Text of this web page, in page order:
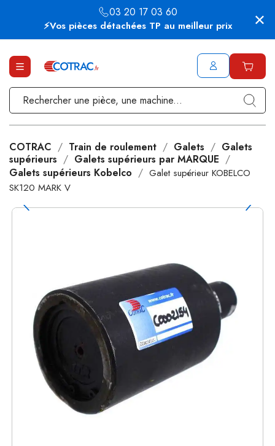
⚡Vos pièces détachées TP au meilleur prix
03 20 17 03 60
COTRAC Train de roulement Galets
Galets
supérieurs
Galets supérieurs par MARQUE
Galets supérieurs Kobelco
Galet supérieur KOBELCO
SK120 MARK V